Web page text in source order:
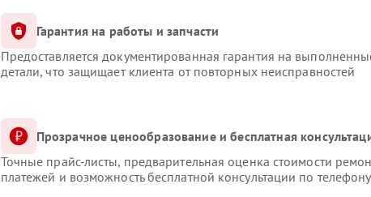
Гарантия на работы и запчасти
Предоставляется документированная гарантия на
детали, что защищает клиента от повторных неисправностей
Прозрачное ценообразование и бесплатная
Точные прайс-листы, предварительная оценка стоимости
платежей и возможность бесплатной консультации по